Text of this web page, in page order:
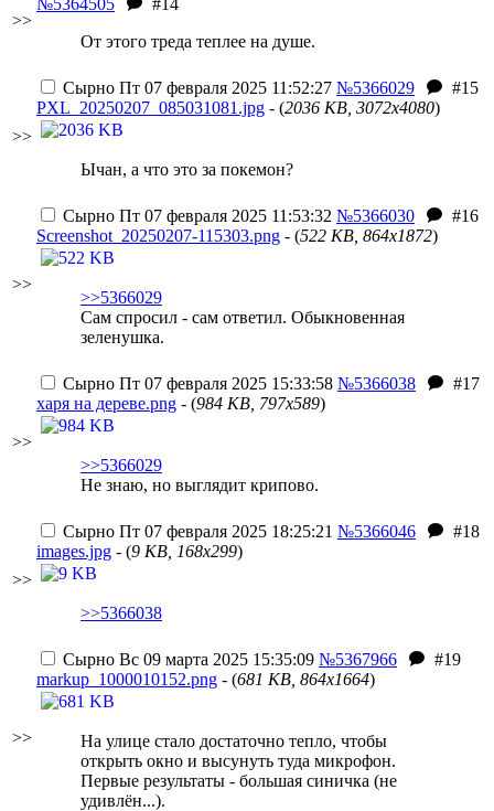
>>
№5364505
#14
От этого треда теплее на душе.
>>
Сырно Пт 07 февраля 2025 11:52:27 №5366029
#15
PXL_20250207_085031081.jpg - (2036 KB, 3072x4080)
Ычан, а что это за покемон?
>>
Сырно Пт 07 февраля 2025 11:53:32 №5366030
#16
Screenshot_20250207-115303.png - (522 KB, 864x1872)
>>5366029
Сам спросил - сам ответил. Обыкновенная
зеленушка.
>>
Сырно Пт 07 февраля 2025 15:33:58 №5366038
#17
харя на дереве.png - (984 KB, 797x589)
>>5366029
Не знаю, но выглядит крипово.
>>
Сырно Пт 07 февраля 2025 18:25:21 №5366046
#18
images.jpg - (9 KB, 168x299)
>>5366038
>>
Сырно Вс 09 марта 2025 15:35:09 №5367966
#19
markup_1000010152.png - (681 KB, 864x1664)
На улице стало достаточно тепло, чтобы
открыть окно и высунуть туда микрофон.
Первые результаты - большая синичка (не
удивлён...).